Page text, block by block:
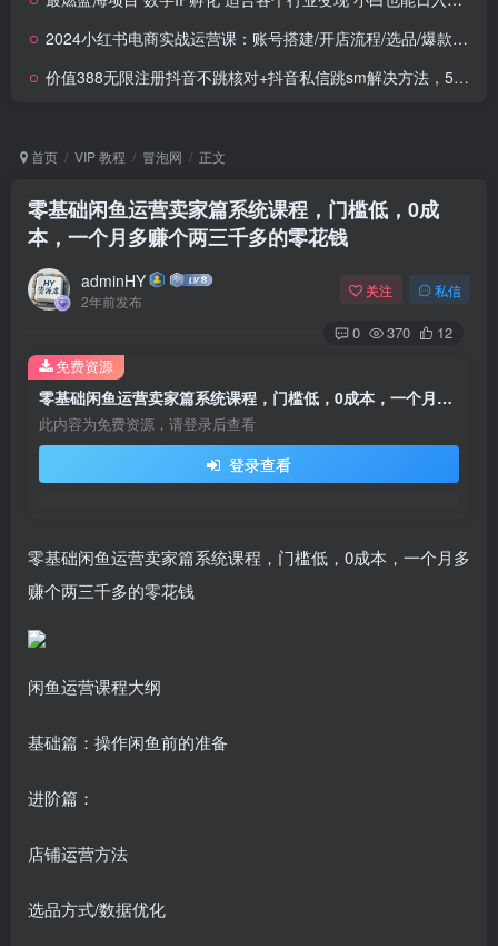
2024小红书电商实战运营课：账号搭建/开店流程/选品/爆款笔记/截流/变现
价值388无限注册抖音不跳核对+抖音私信跳sm解决方法，5月最新抖音跳核对技术
首页 VIP 教程 冒泡网 正文
零基础闲鱼运营卖家篇系统课程，门槛低，0成
本，一个月多赚个两三千多的零花钱
adminHY
2年前发布
关注 私信
0 370 12
零基础闲鱼运营卖家篇系统课程，门槛低，0成本，一个月多赚个两三千多的零花钱
此内容为免费资源，请登录后查看
登录查看
免费资源
零基础闲鱼运营卖家篇系统课程，门槛低，0成本，一个月多
赚个两三千多的零花钱
闲鱼运营课程大纲
基础篇：操作闲鱼前的准备
进阶篇：
店铺运营方法
选品方式/数据优化